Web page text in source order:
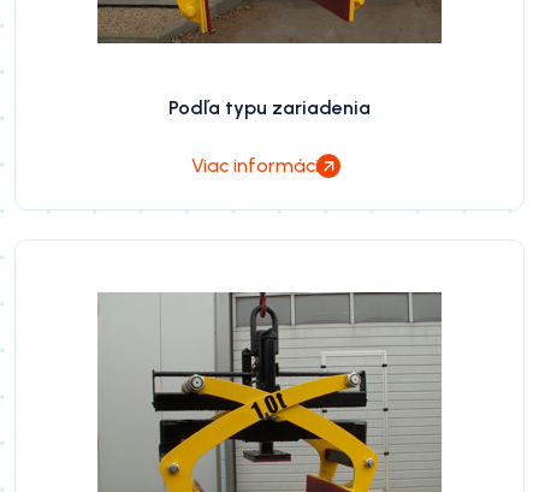
Podľa typu zariadenia
Viac informácií